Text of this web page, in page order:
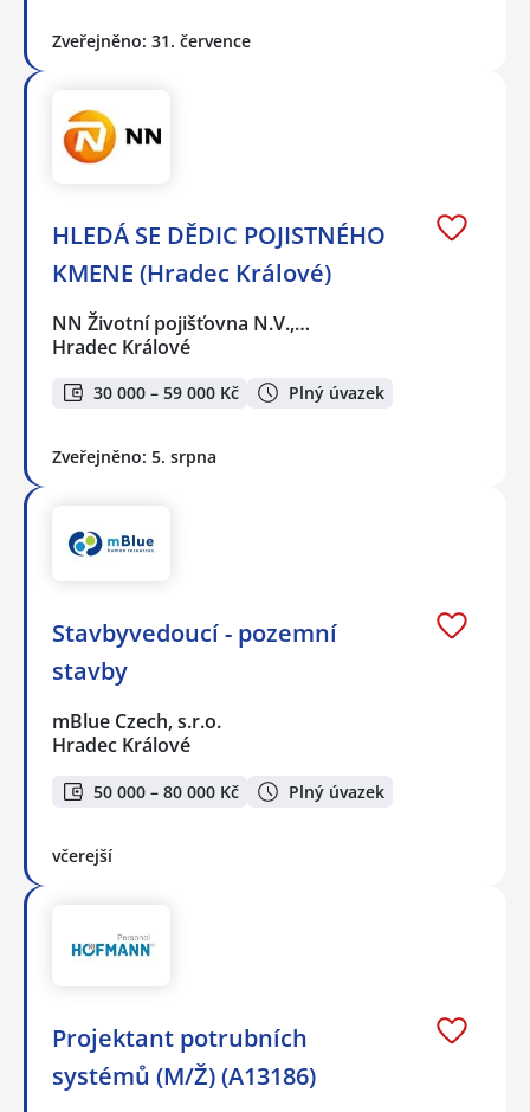
Zveřejněno: 31. července
HLEDÁ SE DĚDIC POJISTNÉHO
KMENE (Hradec Králové)
NN Životní pojišťovna N.V.,…
Hradec Králové
30 000 – 59 000 Kč Plný úvazek
Zveřejněno: 5. srpna
Stavbyvedoucí - pozemní
stavby
mBlue Czech, s.r.o.
Hradec Králové
50 000 – 80 000 Kč Plný úvazek
včerejší
Projektant potrubních
systémů (M/Ž) (A13186)